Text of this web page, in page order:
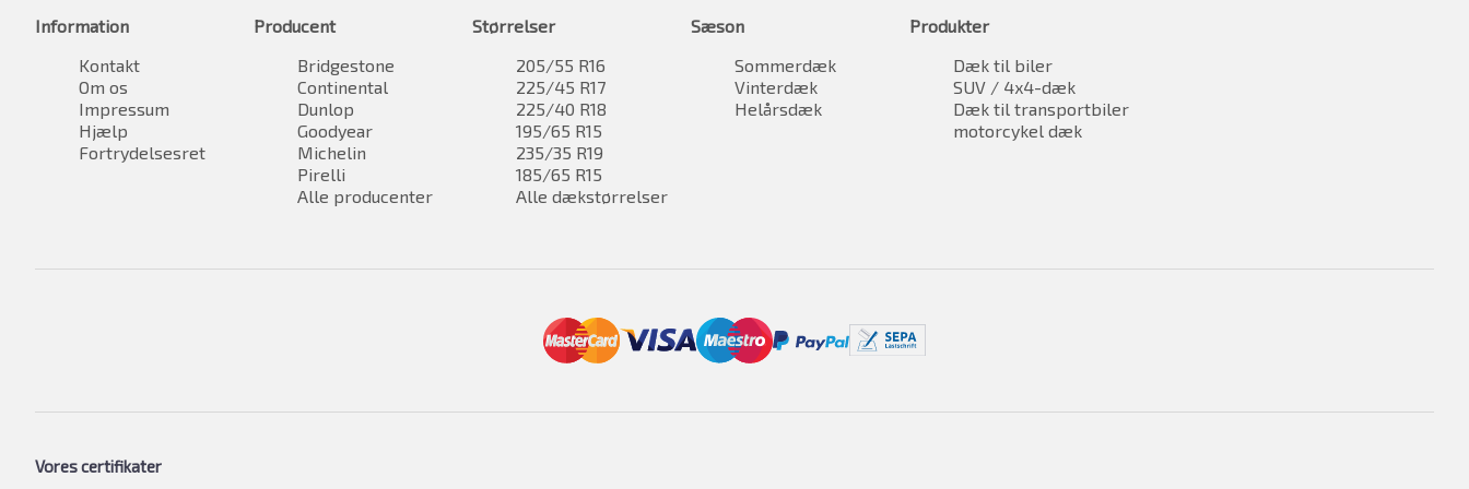
Information
Kontakt
Om os
Impressum
Hjælp
Fortrydelsesret
Producent
Bridgestone
Continental
Dunlop
Goodyear
Michelin
Pirelli
Alle producenter
Størrelser
205/55 R16
225/45 R17
225/40 R18
195/65 R15
235/35 R19
185/65 R15
Alle dækstørrelser
Sæson
Sommerdæk
Vinterdæk
Helårsdæk
Produkter
Dæk til biler
SUV / 4x4-dæk
Dæk til transportbiler
motorcykel dæk
Vores certifikater